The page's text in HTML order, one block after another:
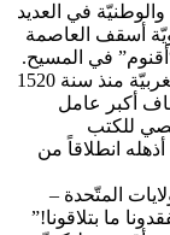
في العديد
إداريّة، حيث الاختلاف على أولويّة أسقف العاصمة
في المسيح.
ولكنّ ذلك الانقسام الإداريّ من جهة، والذي بدا عقائديّاً من جهة أخرى، رغم الاتّفاق الجوهريّ الذي أُعلن في العقود الأخيرة ، ليس شيئاً إذا ما قوبل بالانشقاقات التي أتت بها حركات الاحتجاج الغربيّة منذ سنة 1520
أكبر عامل
الشخصي للكتب
أذهله انطلاقاً من
المتّحدة –
ما بتلاقونا!”